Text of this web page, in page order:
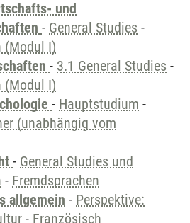
und
- General Studies -
(Modul I)
- 3.1 General Studies -
(Modul I)
- Hauptstudium -
(unabhängig vom
- General Studies und
- Fremdsprachen
allgemein - Perspektive:
- Französisch